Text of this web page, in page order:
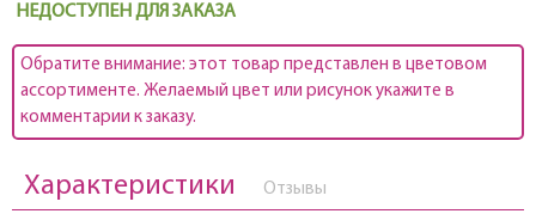
НЕДОСТУПЕН ДЛЯ ЗАКАЗА
Обратите внимание: этот товар представлен в цветовом
ассортименте. Желаемый цвет или рисунок укажите в
комментарии к заказу.
Характеристики Отзывы